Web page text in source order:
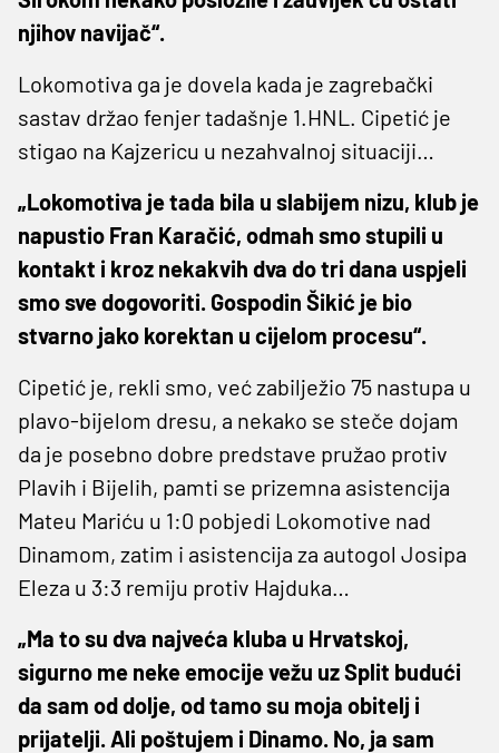
njihov navijač“.
Lokomotiva ga je dovela kada je zagrebački
sastav držao fenjer tadašnje 1.HNL. Cipetić je
stigao na Kajzericu u nezahvalnoj situaciji…
„Lokomotiva je tada bila u slabijem nizu, klub je
napustio Fran Karačić, odmah smo stupili u
kontakt i kroz nekakvih dva do tri dana uspjeli
smo sve dogovoriti. Gospodin Šikić je bio
stvarno jako korektan u cijelom procesu“.
Cipetić je, rekli smo, već zabilježio 75 nastupa u
plavo-bijelom dresu, a nekako se steče dojam
da je posebno dobre predstave pružao protiv
Plavih i Bijelih, pamti se prizemna asistencija
Mateu Mariću u 1:0 pobjedi Lokomotive nad
Dinamom, zatim i asistencija za autogol Josipa
Eleza u 3:3 remiju protiv Hajduka…
„Ma to su dva najveća kluba u Hrvatskoj,
sigurno me neke emocije vežu uz Split budući
da sam od dolje, od tamo su moja obitelj i
prijatelji. Ali poštujem i Dinamo. No, ja sam